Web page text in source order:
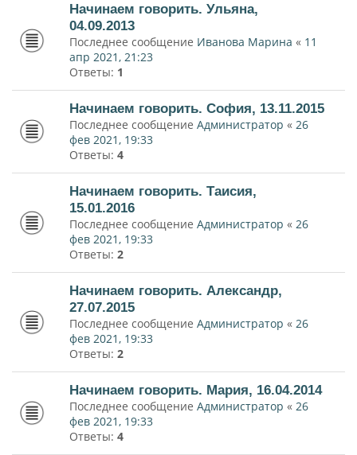
Начинаем говорить. Ульяна,
04.09.2013
Последнее сообщение Иванова Марина « 11
апр 2021, 21:23
Ответы: 1
Начинаем говорить. София, 13.11.2015
Последнее сообщение Администратор « 26
фев 2021, 19:33
Ответы: 4
Начинаем говорить. Таисия,
15.01.2016
Последнее сообщение Администратор « 26
фев 2021, 19:33
Ответы: 2
Начинаем говорить. Александр,
27.07.2015
Последнее сообщение Администратор « 26
фев 2021, 19:33
Ответы: 2
Начинаем говорить. Мария, 16.04.2014
Последнее сообщение Администратор « 26
фев 2021, 19:33
Ответы: 4